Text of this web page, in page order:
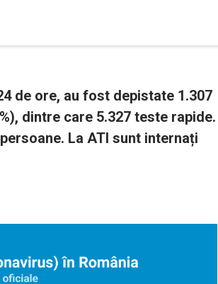
de ore, au fost depistate 1.307
dintre care 5.327 teste rapide.
La ATI sunt internați